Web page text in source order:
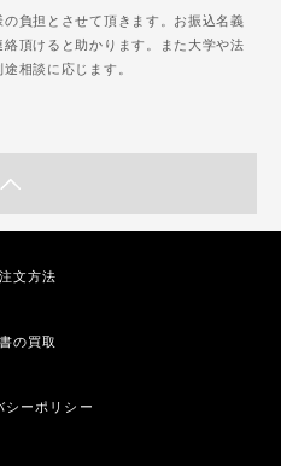
負担とさせて頂きます。お振込名義
頂けると助かります。また大学や法
相談に応じます。
文方法
の買取
シーポリシー